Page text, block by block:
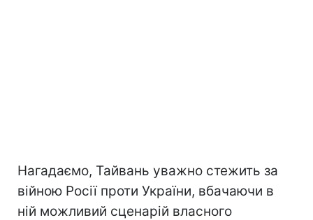
Нагадаємо, Тайвань уважно стежить за
війною Росії проти України, вбачаючи в
ній можливий сценарій власного